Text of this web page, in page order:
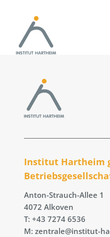
Institut Hartheim
Anton-Strauch-Allee 1
4072 Alkoven
T: +43 7274 6536
M: zentrale@institut-